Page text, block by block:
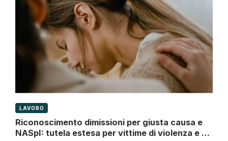
LAVORO
Riconoscimento dimissioni per giusta causa e
NASpI: tutela estesa per vittime di violenza e di